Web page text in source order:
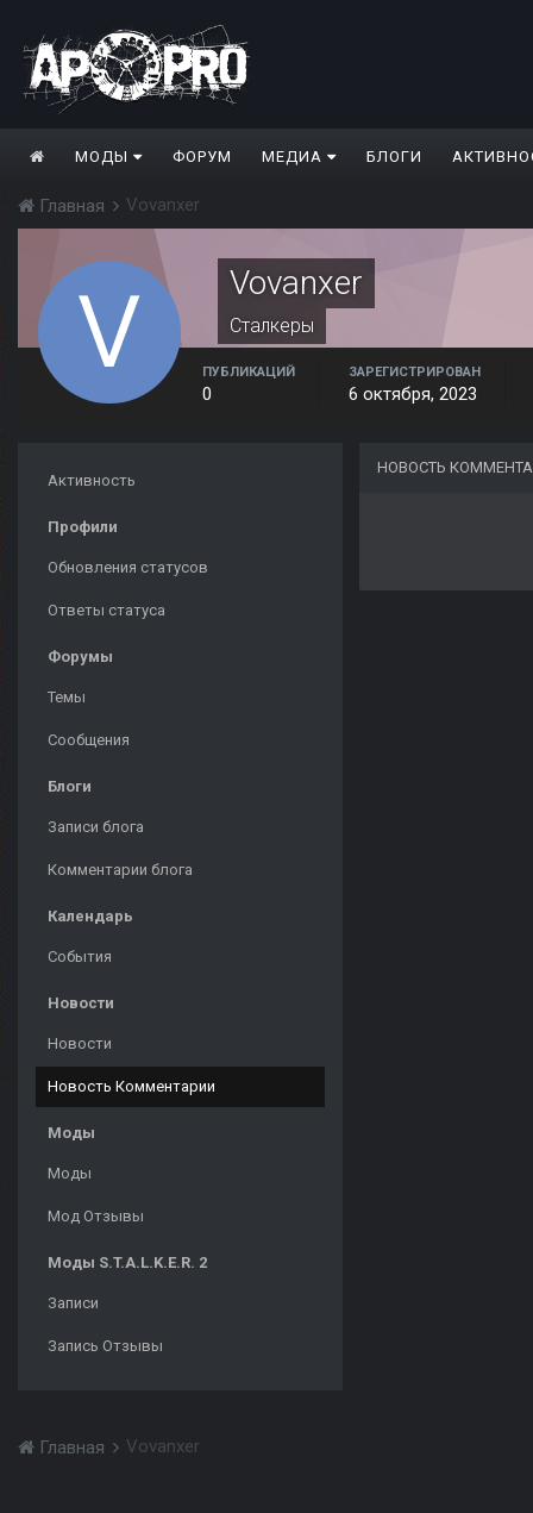
МОДЫ ФОРУМ МЕДИА БЛОГИ
Главная Vovanxer
Vovanxer
Сталкеры
ПУБЛИКАЦИЙ
0
ЗАРЕГИСТРИРОВАН
6 октября, 2023
Активность
Профили
Обновления статусов
Ответы статуса
Форумы
Темы
Сообщения
Блоги
Записи блога
Комментарии блога
Календарь
События
Новости
Новости
Новость Комментарии
Моды
Моды
Мод Отзывы
Моды S.T.A.L.K.E.R. 2
Записи
Запись Отзывы
НОВОСТЬ
Главная Vovanxer